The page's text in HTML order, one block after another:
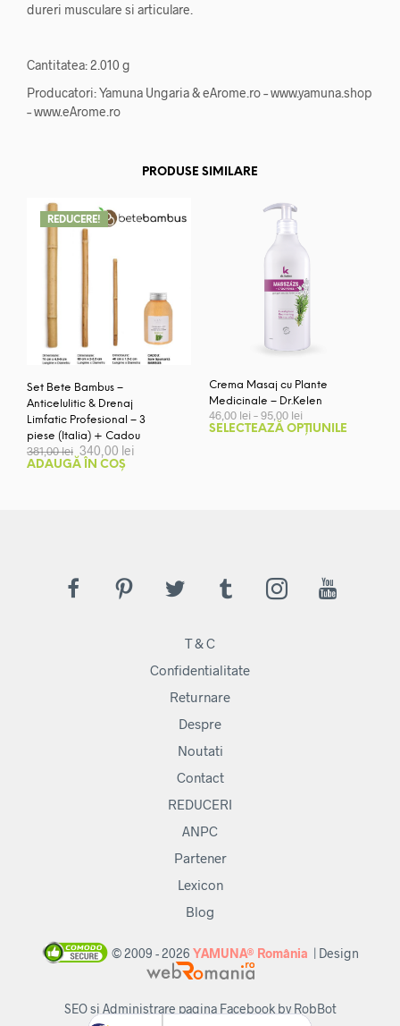
dureri musculare si articulare.
Cantitatea: 2.010 g
Producatori: Yamuna Ungaria & eArome.ro – www.yamuna.shop
– www.eArome.ro
PRODUSE SIMILARE
REDUCERE!
Set Bete Bambus –
Anticelulitic & Drenaj
Limfatic Profesional – 3
piese (Italia) + Cadou
381,00lei Prețul
inițial
340,00 lei
ADAUGĂ ÎN COȘ
Crema Masaj cu Plante
Medicinale – Dr.Kelen
46,00 lei –95,00 lei
de
prețuri:
SELECTEAZĂ OPȚIUNILE
T & C
Confidentialitate
Returnare
Despre
Noutati
Contact
REDUCERI
ANPC
Partener
Lexicon
Blog
© 2009 - 2026 YAMUNA® România | Design
SEO si Administrare pagina Facebook by RobBot